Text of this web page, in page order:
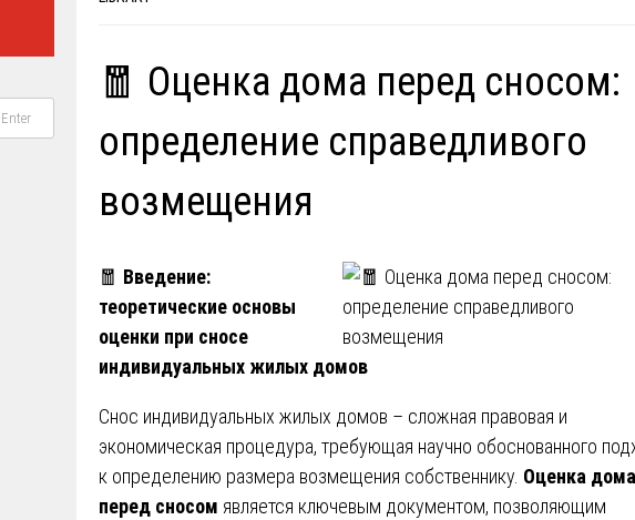
🧧 Оценка дома перед сносом:
определение справедливого
возмещения
🧧 Введение:
теоретические основы
оценки при сносе
индивидуальных жилых домов
Снос индивидуальных жилых домов – сложная правовая и
экономическая процедура, требующая научно обоснованного
к определению размера возмещения собственнику. Оценка дома
перед сносом является ключевым документом, позволяющим